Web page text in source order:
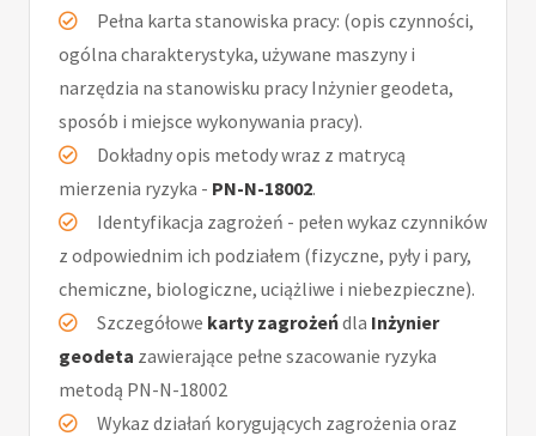
Pełna karta stanowiska pracy: (opis czynności,
ogólna charakterystyka, używane maszyny i
narzędzia na stanowisku pracy Inżynier geodeta,
sposób i miejsce wykonywania pracy).
Dokładny opis metody wraz z matrycą
mierzenia ryzyka - PN-N-18002.
Identyfikacja zagrożeń - pełen wykaz czynników
z odpowiednim ich podziałem (fizyczne, pyły i pary,
chemiczne, biologiczne, uciążliwe i niebezpieczne).
Szczegółowe karty zagrożeńdla Inżynier
geodeta zawierające pełne szacowanie ryzyka
metodą PN-N-18002
Wykaz działań korygujących zagrożenia oraz